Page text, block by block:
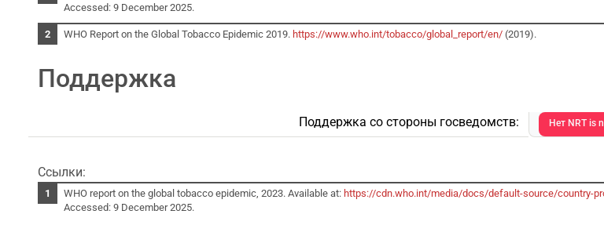
Accessed: 9 December 2025.
WHO Report on the Global Tobacco Epidemic 2019. https://www.who.int/tobacco/global_report/en/ (2019).
Поддержка
Поддержка со стороны госведомств: Нет NRT is
Ссылки:
WHO report on the global tobacco epidemic, 2023. Available at: https://cdn.who.int/media/docs/default-source/country-
Accessed: 9 December 2025.